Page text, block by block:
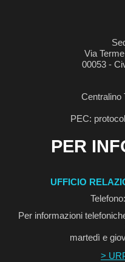
Via
00053 -
Centralino
PEC:
PER
UFFICIO
Per informazioni
martedì e
>